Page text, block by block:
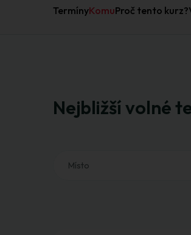
TermínyKomuProč tento kurz?
Nejbližší volné
Místo